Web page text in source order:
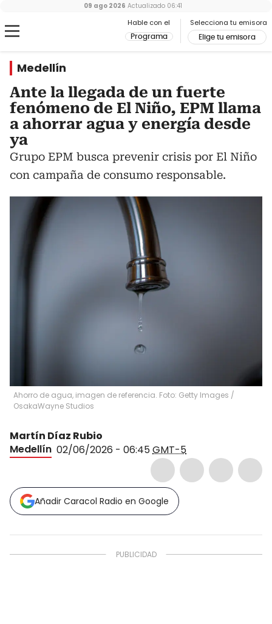
Hable con el
Programa
Selecciona tu emisora
Elige tu emisora
09 ago 2026 Actualizado 06:41
Medellín
Ante la llegada de un fuerte
fenómeno de El Niño, EPM llama
a ahorrar agua y energía desde
ya
Grupo EPM busca prevenir crisis por El Niño
con campaña de consumo responsable.
Ahorro de agua, imagen de referencia. Foto: Getty Images /
OsakaWayne Studios
Martín Díaz Rubio
Medellín 02/06/2026 - 06:45GMT-5
Añadir Caracol Radio en Google